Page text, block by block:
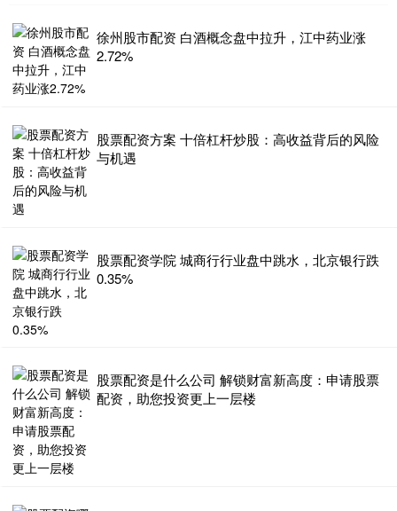
炒股配资哪个好 济南配资炒股：助你把握市场机遇，提升收益
财盛证券 2025-12-01
在瞬息万变的股市中炒股配资哪个好，配资炒股已成为投资者把握市
淄博股票配资指南：本地化服务与风险解析
按月配资杠杆网
在淄博这座工业底蕴深厚的城市财盛证券app，股票配资正成为越来
越多投资者关注的融资工具。无论是老牌企业主还是新兴投资者，
股票配债怎么操作 守小微“初心”，宜人智科用“力量和温度”高效赋能
实体经济再突破
按月配资杠杆网
当前股票配债怎么操作，小微企业的发展对于实体经济具有极大的促
徐州股市配资 白酒概念盘中拉升，江中药业涨
2.72%
股票配资方案 十倍杠杆炒股：高收益背后的风险
与机遇
股票配资学院 城商行行业盘中跳水，北京银行跌
0.35%
股票配资是什么公司 解锁财富新高度：申请股票
配资，助您投资更上一层楼